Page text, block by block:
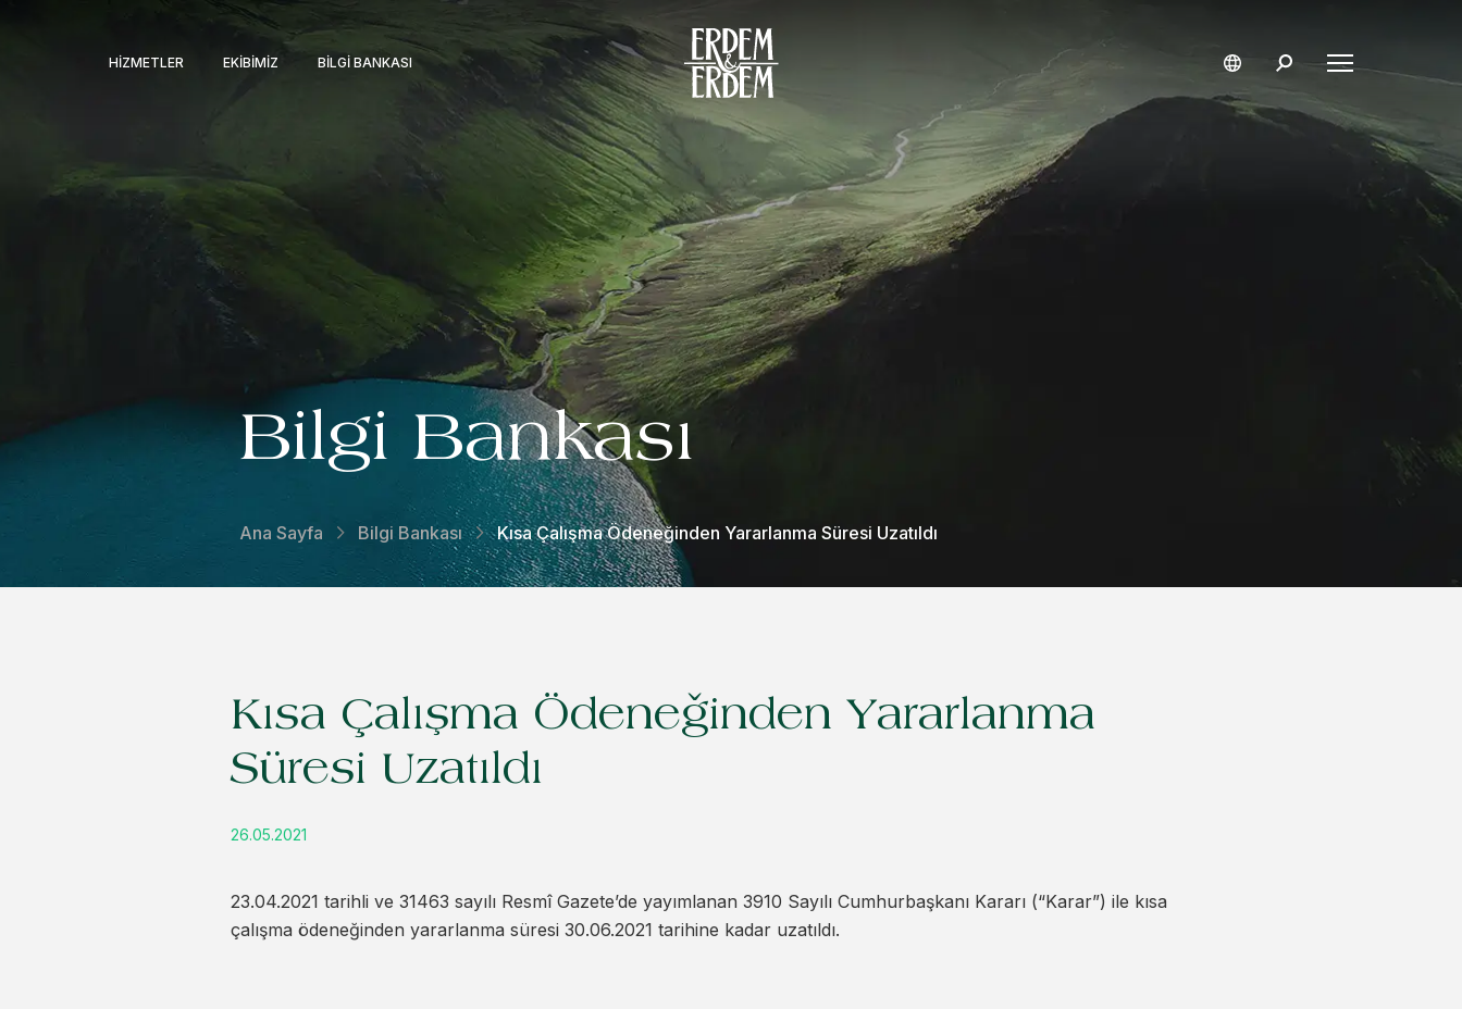
HIZMETLER EKIBIMIZ BILGI BANKASI
Bilgi Bankası
Ana Sayfa Bilgi Bankası Kısa Çalışma Ödeneğinden Yararlanma Süresi Uzatıldı
Kısa Çalışma Ödeneğinden Yararlanma
Süresi Uzatıldı
26.05.2021
23.04.2021 tarihli ve 31463 sayılı Resmî Gazete’de yayımlanan 3910 Sayılı Cumhurbaşkanı Kararı (“Karar”) ile kısa
çalışma ödeneğinden yararlanma süresi 30.06.2021 tarihine kadar uzatıldı.